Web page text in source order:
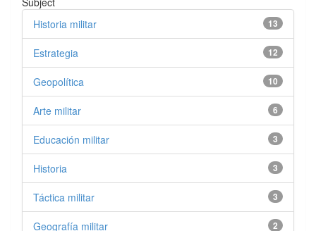
13
Historia militar
12
Estrategia
10
Geopolítica
6
Arte militar
3
Educación militar
3
Historia
3
Táctica militar
2
Geografía militar